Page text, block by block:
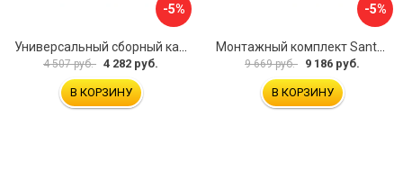
-5%
4 507 руб. 4 282 руб.
В КОРЗИНУ
-5%
9 669 руб. 9 186 руб.
В КОРЗИНУ